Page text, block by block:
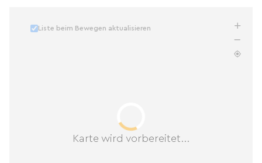
Karte wird vorbereitet...
Liste beim Bewegen aktualisieren